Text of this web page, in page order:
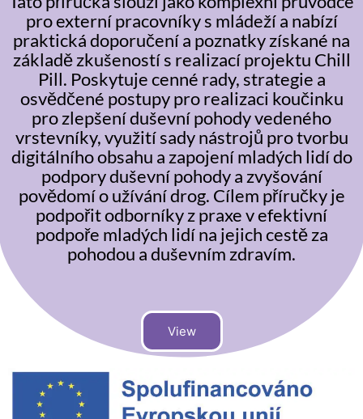
pro externí pracovníky s mládeží a nabízí
praktická doporučení a poznatky získané na
základě zkušeností s realizací projektu Chill
Pill. Poskytuje cenné rady, strategie a
osvědčené postupy pro realizaci koučinku
pro zlepšení duševní pohody vedeného
vrstevníky, využití sady nástrojů pro tvorbu
digitálního obsahu a zapojení mladých lidí do
podpory duševní pohody a zvyšování
povědomí o užívání drog. Cílem příručky je
podpořit odborníky z praxe v efektivní
podpoře mladých lidí na jejich cestě za
pohodou a duševním zdravím.
View